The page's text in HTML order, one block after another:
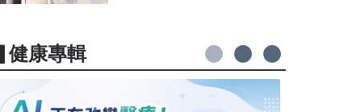
▋健康專輯